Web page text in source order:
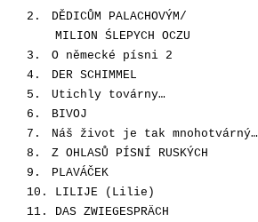
2.
DĚDICŮM PALACHOVÝM/
MILION ŚLEPYCH OCZU
3.
O německé písni 2
4.
DER SCHIMMEL
5.
Utichly továrny…
6.
BIVOJ
7.
Náš život je tak mnohotvárný…
8.
Z OHLASŮ PÍSNÍ RUSKÝCH
9.
PLAVÁČEK
10. LILIJE (Lilie)
11. DAS ZWIEGESPRÄCH